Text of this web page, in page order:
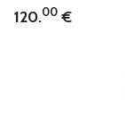
120.00 €